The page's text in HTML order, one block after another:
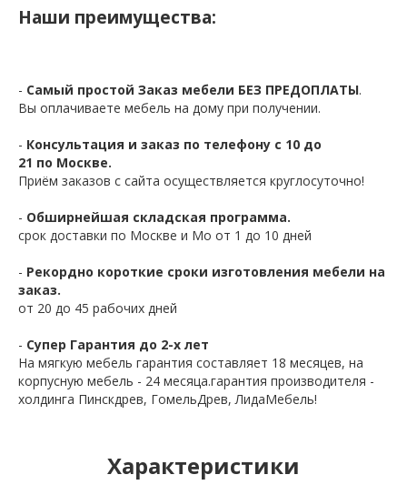
Наши преимущества:
- Самый простой Заказ мебели БЕЗ ПРЕДОПЛАТЫ.
Вы оплачиваете мебель на дому при получении.
- Консультация и заказ по телефону с 10 до
21 по Москве.
Приём заказов с сайта осуществляется круглосуточно!
- Обширнейшая складская программа.
срок доставки по Москве и Мо от 1 до 10 дней
- Рекордно короткие сроки изготовления мебели на
заказ.
от 20 до 45 рабочих дней
- Супер Гарантия до 2-х лет
На мягкую мебель гарантия составляет 18 месяцев, на
корпусную мебель - 24 месяца.гарантия производителя -
холдинга Пинскдрев, ГомельДрев, ЛидаМебель!
Характеристики